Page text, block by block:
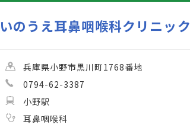
いのうえ耳鼻咽喉科クリニック
兵庫県小野市黒川町1768番地
0794-62-3387
小野駅
耳鼻咽喉科